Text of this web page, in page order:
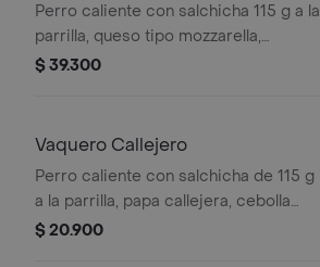
Perro caliente con salchicha 115 g a la
parrilla, queso tipo mozzarella,
tocineta picada, papa callejera,
papas medianas (Corral o en cascos)
+ bebida PET
$ 39.300
Vaquero Callejero
Perro caliente con salchicha de 115 g
a la parrilla, papa callejera, cebolla
picada, salsa blanca, salsa de tomate
$ 20.900